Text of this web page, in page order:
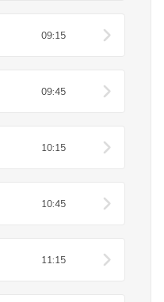
09:15
09:45
10:15
10:45
11:15